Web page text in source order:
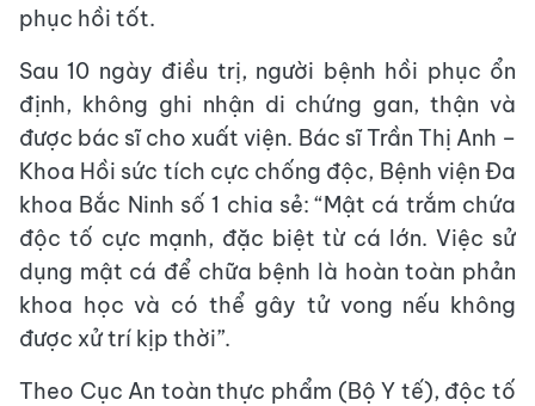
phục hồi tốt.
Sau 10 ngày điều trị, người bệnh hồi phục ổn
định, không ghi nhận di chứng gan, thận và
được bác sĩ cho xuất viện. Bác sĩ Trần Thị Anh –
Khoa Hồi sức tích cực chống độc, Bệnh viện Đa
khoa Bắc Ninh số 1 chia sẻ: “Mật cá trắm chứa
độc tố cực mạnh, đặc biệt từ cá lớn. Việc sử
dụng mật cá để chữa bệnh là hoàn toàn phản
khoa học và có thể gây tử vong nếu không
được xử trí kịp thời”.
Theo Cục An toàn thực phẩm (Bộ Y tế), độc tố